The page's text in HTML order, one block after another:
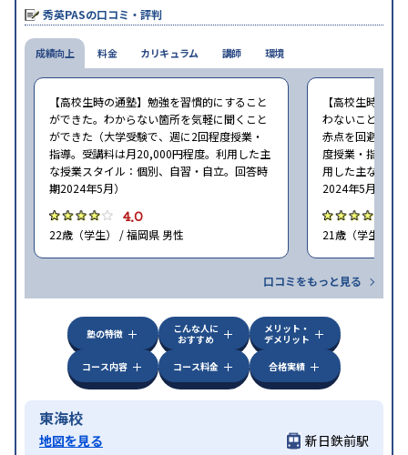
秀英PASの口コミ・評判
成績向上
【高校生時の通塾】勉強を習慣的にすること
ができた。わからない箇所を気軽に聞くこと
ができた（大学受験で、週に2回程度授業・
指導。受講料は月20,000円程度。利用した主
な授業スタイル：個別、自習・自立。回答時
期2024年5月）
4.0
22歳（学生） / 福岡県 男性
【高校生時の通
わないことがあ
赤点を回避でき
度授業・指導。
用した主な授業
2024年5月）
21歳（学生） /
口コミをもっと見る
料金 カリキュラム 講師 環境
塾の特徴
こんな人に
おすすめ
メリット・
デメリット
コース内容
コース料金 合格実績
東海校
地図を見る
新日鉄前駅